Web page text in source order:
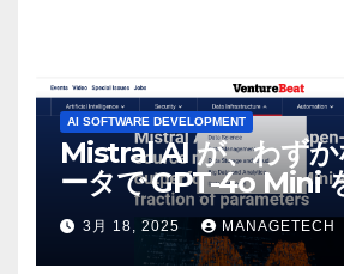
AI SOFTWARE DEVELOPMENT
Mistral AI が、わずか
ータで GPT-4o Mini
しいオープンソース
リース | VentureBeat
3月 18, 2025 MANAGETECH